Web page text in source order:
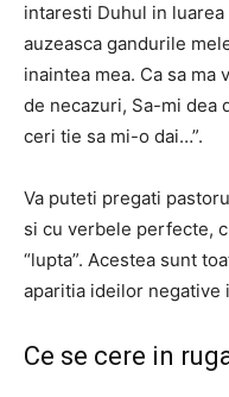
intaresti Duhul in
auzeasca gandurile
inaintea mea. Ca sa ma
de necazuri, Sa-mi dea
ceri tie sa mi-o dai…”.
Va puteti pregati
si cu verbele perfecte,
“lupta”. Acestea sunt
aparitia ideilor negative
Ce se cere in